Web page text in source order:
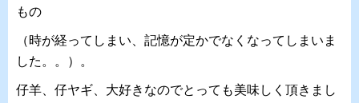
もの
（時が経ってしまい、記憶が定かでなくなってしまいま
した。。）。
仔羊、仔ヤギ、大好きなのでとっても美味しく頂きまし